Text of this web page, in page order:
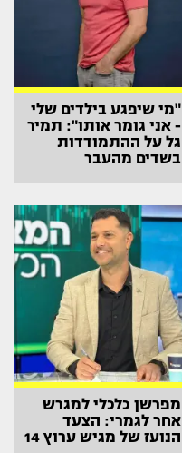
"מי שיפגע בילדים שלי
- אני גומר אותו": תמיר
גל על ההתמודדות
בשדים מהעבר
מפרשן כלכלי למגרש
אחר לגמרי: הצעד
הנועז של מגיש ערוץ 14